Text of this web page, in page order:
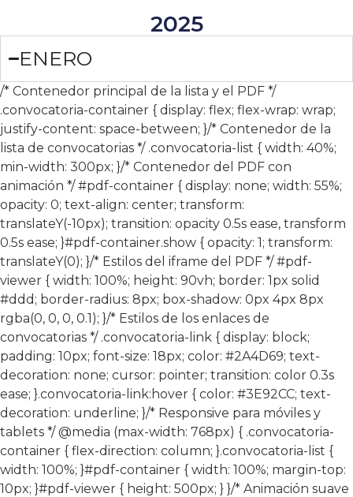
2025
ENERO
/* Contenedor principal de la lista y el PDF */
.convocatoria-container { display: flex; flex-wrap: wrap;
justify-content: space-between; }/* Contenedor de la
lista de convocatorias */ .convocatoria-list { width: 40%;
min-width: 300px; }/* Contenedor del PDF con
animación */ #pdf-container { display: none; width: 55%;
opacity: 0; text-align: center; transform:
translateY(-10px); transition: opacity 0.5s ease, transform
0.5s ease; }#pdf-container.show { opacity: 1; transform:
translateY(0); }/* Estilos del iframe del PDF */ #pdf-
viewer { width: 100%; height: 90vh; border: 1px solid
#ddd; border-radius: 8px; box-shadow: 0px 4px 8px
rgba(0, 0, 0, 0.1); }/* Estilos de los enlaces de
convocatorias */ .convocatoria-link { display: block;
padding: 10px; font-size: 18px; color: #2A4D69; text-
decoration: none; cursor: pointer; transition: color 0.3s
ease; }.convocatoria-link:hover { color: #3E92CC; text-
decoration: underline; }/* Responsive para móviles y
tablets */ @media (max-width: 768px) { .convocatoria-
container { flex-direction: column; }.convocatoria-list {
width: 100%; }#pdf-container { width: 100%; margin-top:
10px; }#pdf-viewer { height: 500px; } }/* Animación suave